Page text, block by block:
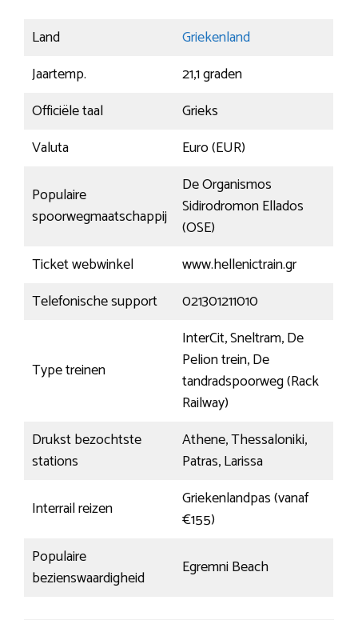
Land
Griekenland
Jaartemp.
21,1 graden
Officiële taal
Grieks
Valuta
Euro (EUR)
Populaire
spoorwegmaatschappij
De Organismos
Sidirodromon Ellados
(OSE)
Ticket webwinkel
www.hellenictrain.gr
Telefonische support
021301211010
Type treinen
InterCit, Sneltram, De
Pelion trein, De
tandradspoorweg (Rack
Railway)
Drukst bezochtste
stations
Athene, Thessaloniki,
Patras, Larissa
Interrail reizen
Griekenlandpas (vanaf
€155)
Populaire
bezienswaardigheid
Egremni Beach